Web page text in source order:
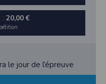
: 20,00 €
le jour de l’épreuve